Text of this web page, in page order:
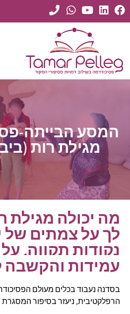
המסע הבייתה-
מגילת רות
מה יכולה מגילת
לך על צמתים של
נקודות תקווה,
עמידות והקשבה
בסדנה נעבוד בכלים מעולם
הרפלקטיבית, ניעזר בסיפור המסגרת